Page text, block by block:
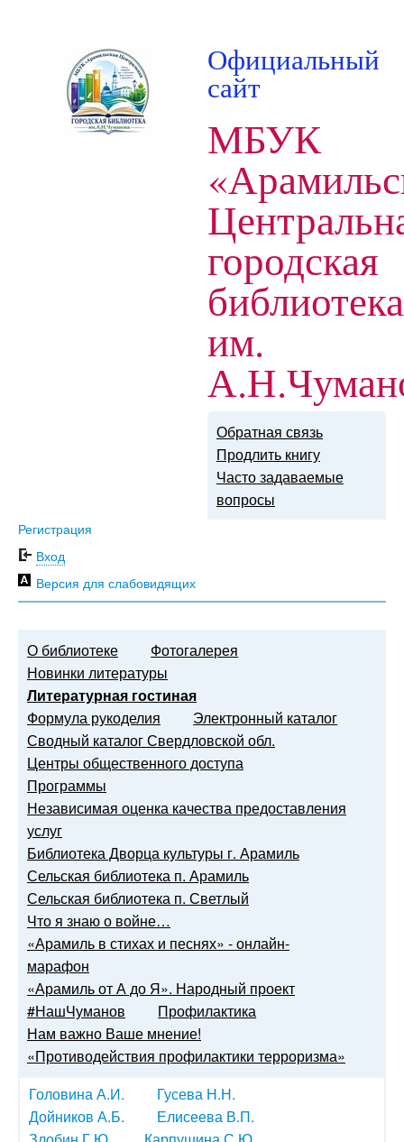
Официальный
сайт
МБУК
городская
библиотека
им.
Обратная связь
Продлить книгу
Часто задаваемые
вопросы
Регистрация
Вход
Версия для слабовидящих
О библиотеке
Фотогалерея
Новинки литературы
Литературная гостиная
Формула рукоделия
Электронный каталог
Сводный каталог Свердловской обл.
Центры общественного доступа
Программы
Независимая оценка качества предоставления
услуг
Библиотека Дворца культуры г. Арамиль
Сельская библиотека п. Арамиль
Сельская библиотека п. Светлый
Что я знаю о войне…
«Арамиль в стихах и песнях» - онлайн-
марафон
«Арамиль от А до Я». Народный проект
#НашЧуманов
Профилактика
Нам важно Ваше мнение!
«Противодействия профилактики терроризма»
Головина А.И.
Гусева Н.Н.
Дойников А.Б.
Елисеева В.П.